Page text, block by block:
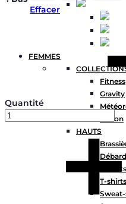
FEMMES
Fitness
Gravity
Action
HAUTS
T-
T-
Effacer
Quantité